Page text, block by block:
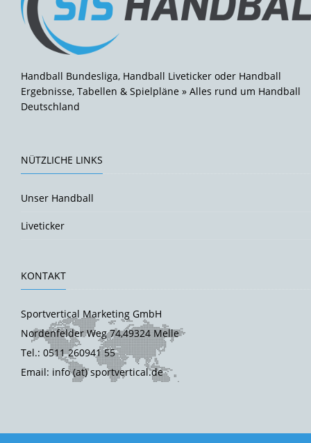
Handball Bundesliga, Handball Liveticker oder Handball
Ergebnisse, Tabellen & Spielpläne » Alles rund um Handball
Deutschland
NÜTZLICHE LINKS
Unser Handball
Liveticker
KONTAKT
Sportvertical Marketing GmbH
Nordenfelder Weg 74,49324 Melle
Tel.: 0511 260941 55
Email: info (at) sportvertical.de